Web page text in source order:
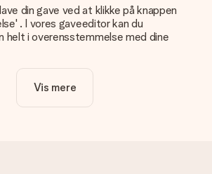
din gave ved at klikke på knappen
. I vores gaveeditor kan du
helt i overensstemmelse med dine
i prisen?
hjemmesiden omfatter personliggørelse
Vis mere